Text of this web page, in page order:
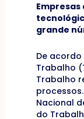
grande
De
Trabalho
Trabalho
Nacional
do